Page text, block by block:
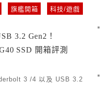
旗艦開箱
科技/遊戲
3.2 Gen2！
SSD 開箱評測
3 /4 以及 USB 3.2